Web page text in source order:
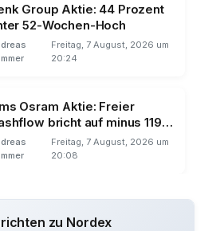
Group Aktie: 44 Prozent
52-Wochen-Hoch
Freitag, 7 August, 2026 um
20:24
Osram Aktie: Freier
bricht auf minus 119
Freitag, 7 August, 2026 um
20:08
zu Nordex